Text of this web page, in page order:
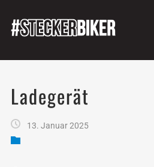
Ladegerät
13. Januar 2025